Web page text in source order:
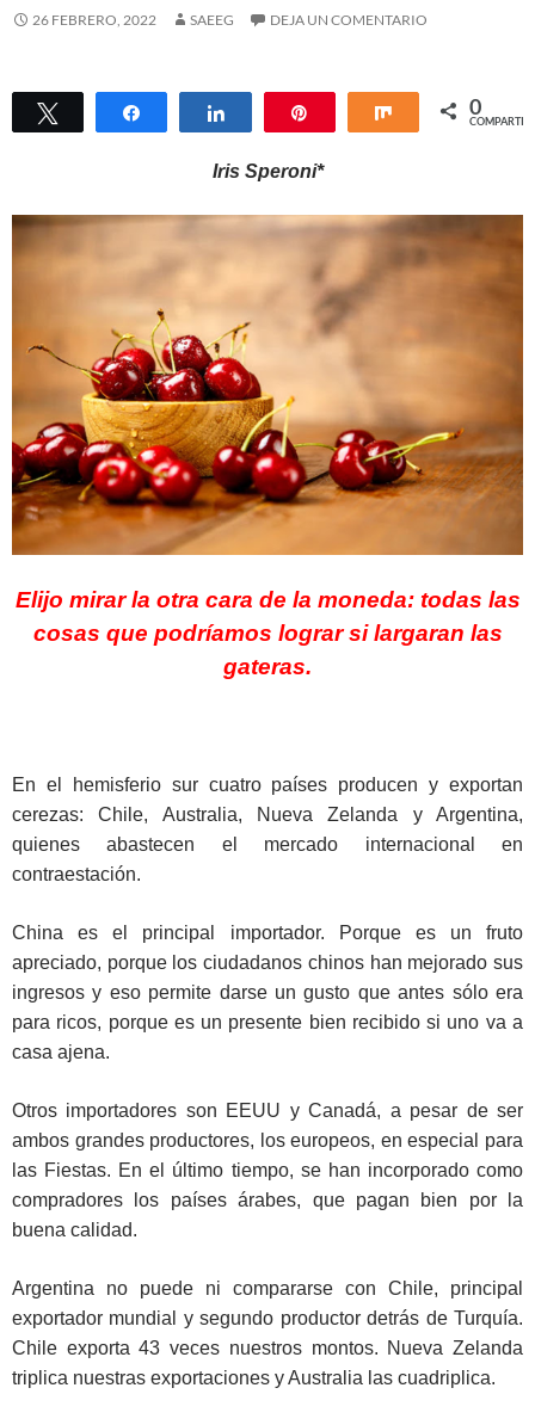
26 FEBRERO, 2022 SAEEG DEJA UN COMENTARIO
Twittear Compartir Compartir Compartir
0
COMPARTIR
Iris Speroni*
Elijo mirar la otra cara de la moneda: todas las
cosas que podríamos lograr si largaran las
gateras.
En el hemisferio sur cuatro países producen y exportan
cerezas: Chile, Australia, Nueva Zelanda y Argentina,
quienes abastecen el mercado internacional en
contraestación.
China es el principal importador. Porque es un fruto
apreciado, porque los ciudadanos chinos han mejorado sus
ingresos y eso permite darse un gusto que antes sólo era
para ricos, porque es un presente bien recibido si uno va a
casa ajena.
Otros importadores son EEUU y Canadá, a pesar de ser
ambos grandes productores, los europeos, en especial para
las Fiestas. En el último tiempo, se han incorporado como
compradores los países árabes, que pagan bien por la
buena calidad.
Argentina no puede ni compararse con Chile, principal
exportador mundial y segundo productor detrás de Turquía.
Chile exporta 43 veces nuestros montos. Nueva Zelanda
triplica nuestras exportaciones y Australia las cuadriplica.